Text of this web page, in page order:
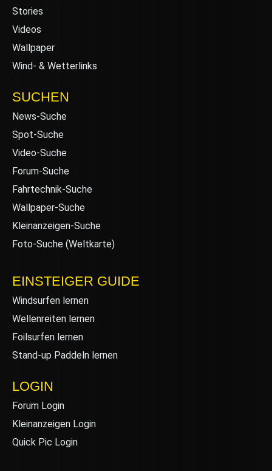
Stories
Videos
Wallpaper
Wind- & Wetterlinks
SUCHEN
News-Suche
Spot-Suche
Video-Suche
Forum-Suche
Fahrtechnik-Suche
Wallpaper-Suche
Kleinanzeigen-Suche
Foto-Suche (Weltkarte)
EINSTEIGER GUIDE
Windsurfen lernen
Wellenreiten lernen
Foilsurfen lernen
Stand-up Paddeln lernen
LOGIN
Forum Login
Kleinanzeigen Login
Quick Pic Login